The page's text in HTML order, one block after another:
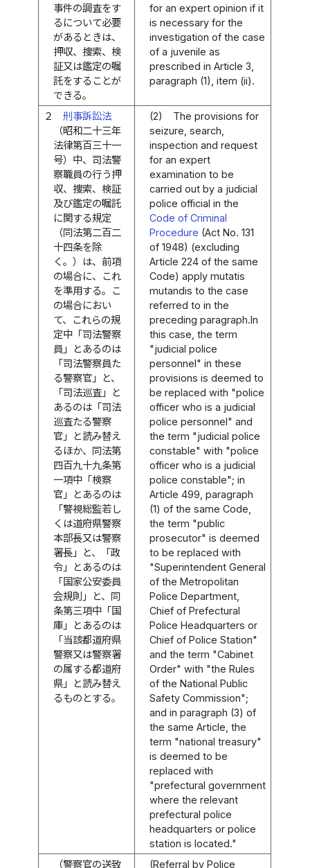
事件の調査をす
るについて必要
があるときは、
押収、捜索、検
証又は鑑定の嘱
託をすることが
できる。
for an expert opinion if it
is necessary for the
investigation of the case
of a juvenile as
prescribed in Article 3,
paragraph (1), item (ii).
２
刑事訴訟法
（昭和二十三年
法律第百三十一
号）中、司法警
察職員の行う押
収、捜索、検証
及び鑑定の嘱託
に関する規定
（同法第二百二
十四条を除
く。）は、前項
の場合に、これ
を準用する。こ
の場合におい
て、これらの規
定中「司法警察
員」とあるのは
「司法警察員た
る警察官」と、
「司法巡査」と
あるのは「司法
巡査たる警察
官」と読み替え
るほか、同法第
四百九十九条第
一項中「検察
官」とあるのは
「警視総監若し
くは道府県警察
本部長又は警察
署長」と、「政
令」とあるのは
「国家公安委員
会規則」と、同
条第三項中「国
庫」とあるのは
「当該都道府県
警察又は警察署
の属する都道府
県」と読み替え
るものとする。
(2)
The provisions for
seizure, search,
inspection and request
for an expert
examination to be
carried out by a judicial
police official in the
Code of Criminal
Procedure (Act No. 131
of 1948) (excluding
Article 224 of the same
Code) apply mutatis
mutandis to the case
referred to in the
preceding paragraph.In
this case, the term
"judicial police
personnel" in these
provisions is deemed to
be replaced with "police
officer who is a judicial
police personnel" and
the term "judicial police
constable" with "police
officer who is a judicial
police constable"; in
Article 499, paragraph
(1) of the same Code,
the term "public
prosecutor" is deemed
to be replaced with
"Superintendent General
of the Metropolitan
Police Department,
Chief of Prefectural
Police Headquarters or
Chief of Police Station"
and the term "Cabinet
Order" with "the Rules
of the National Public
Safety Commission";
and in paragraph (3) of
the same Article, the
term "national treasury"
is deemed to be
replaced with
"prefectural government
where the relevant
prefectural police
headquarters or police
station is located."
（警察官の送致
(Referral by Police